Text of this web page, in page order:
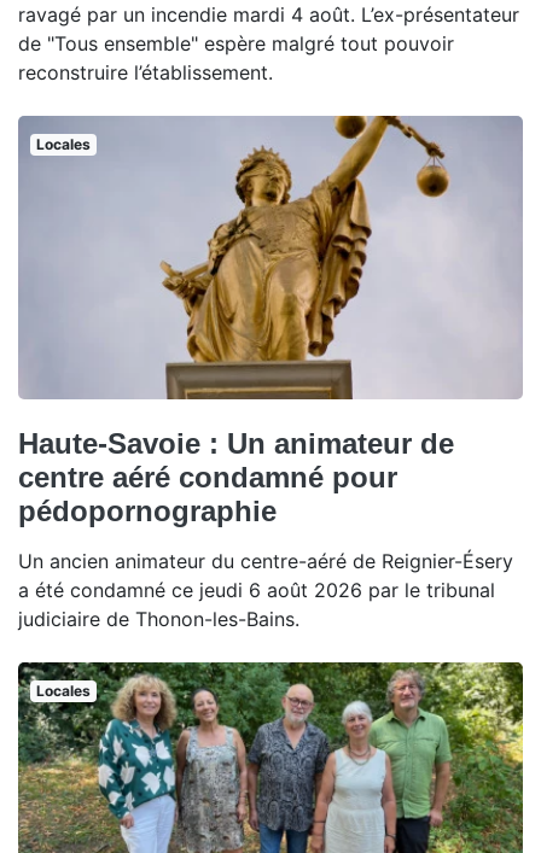
ravagé par un incendie mardi 4 août. L’ex-présentateur
de "Tous ensemble" espère malgré tout pouvoir
reconstruire l’établissement.
Locales
Haute-Savoie : Un animateur de
centre aéré condamné pour
pédopornographie
Un ancien animateur du centre-aéré de Reignier-Ésery
a été condamné ce jeudi 6 août 2026 par le tribunal
judiciaire de Thonon-les-Bains.
Locales